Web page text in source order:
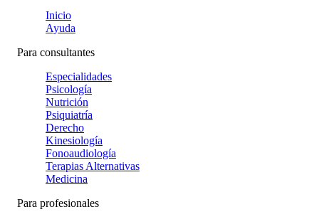
Inicio
Ayuda
Para consultantes
Especialidades
Psicología
Nutrición
Psiquiatría
Derecho
Kinesiología
Fonoaudiología
Terapias Alternativas
Medicina
Para profesionales